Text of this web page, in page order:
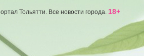
Тольятти. Все новости города. 18+